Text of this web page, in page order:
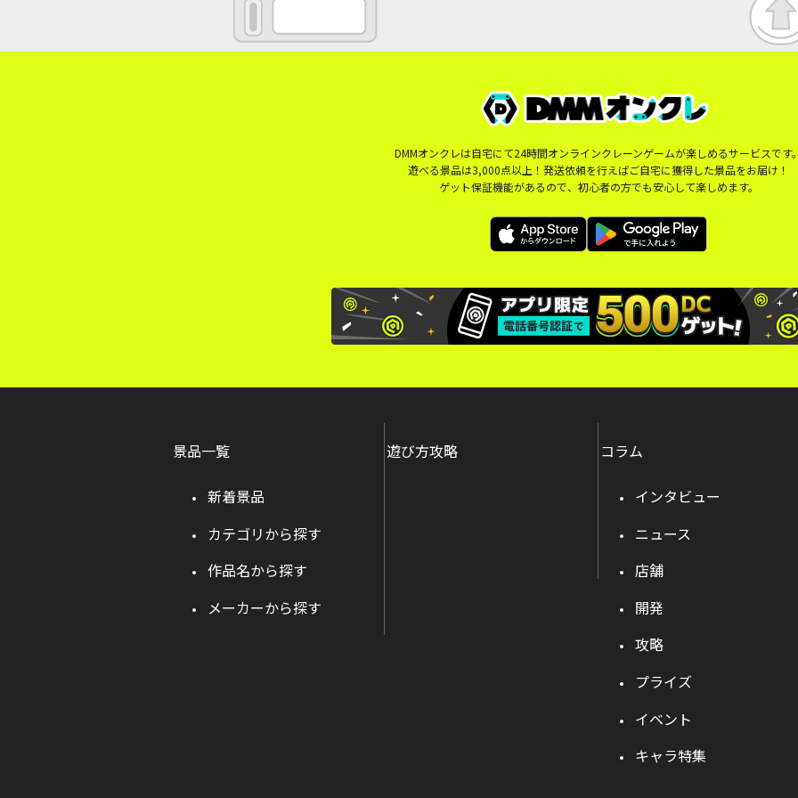
DMMオンクレは自宅にて24時間オンラインクレーンゲームが楽しめるサービスです
遊べる景品は3,000点以上！発送依頼を行えばご自宅に獲得した景品をお届け！
ゲット保証機能があるので、初心者の方でも安心して楽しめます。
景品一覧
新着景品
カテゴリから探す
作品名から探す
メーカーから探す
遊び方攻略 コラム
インタビュー
ニュース
店舗
開発
攻略
プライズ
イベント
キャラ特集